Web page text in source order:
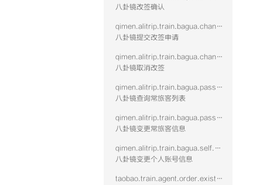
八卦镜改签确认
qimen.alitrip.train.bagua.change.submit
八卦镜提交改签申请
qimen.alitrip.train.bagua.change.cancel
八卦镜取消改签
qimen.alitrip.train.bagua.passenger.query
八卦镜查询常旅客列表
qimen.alitrip.train.bagua.passenger.modify
八卦镜变更常旅客信息
qimen.alitrip.train.bagua.self.modify
八卦镜变更个人账号信息
taobao.train.agent.order.existnotcomplete